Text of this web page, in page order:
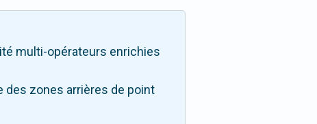
multi-opérateurs enrichies
des zones arrières de point